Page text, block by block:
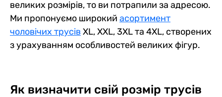
великих розмірів, то ви потрапили за адресою.
Ми пропонуємо широкий асортимент
чоловічих трусів XL, XXL, 3XL та 4XL, створених
з урахуванням особливостей великих фігур.
Як визначити свій розмір трусів